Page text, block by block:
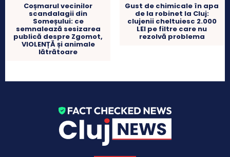
Coșmarul vecinilor
scandalagii din
Someșului: ce
semnalează sesizarea
publică despre Zgomot,
VIOLENȚĂ și animale
lătrătoare
Gust de chimicale în apa
de la robinet la Cluj:
clujenii cheltuiesc 2.000
LEI pe filtre care nu
rezolvă problema